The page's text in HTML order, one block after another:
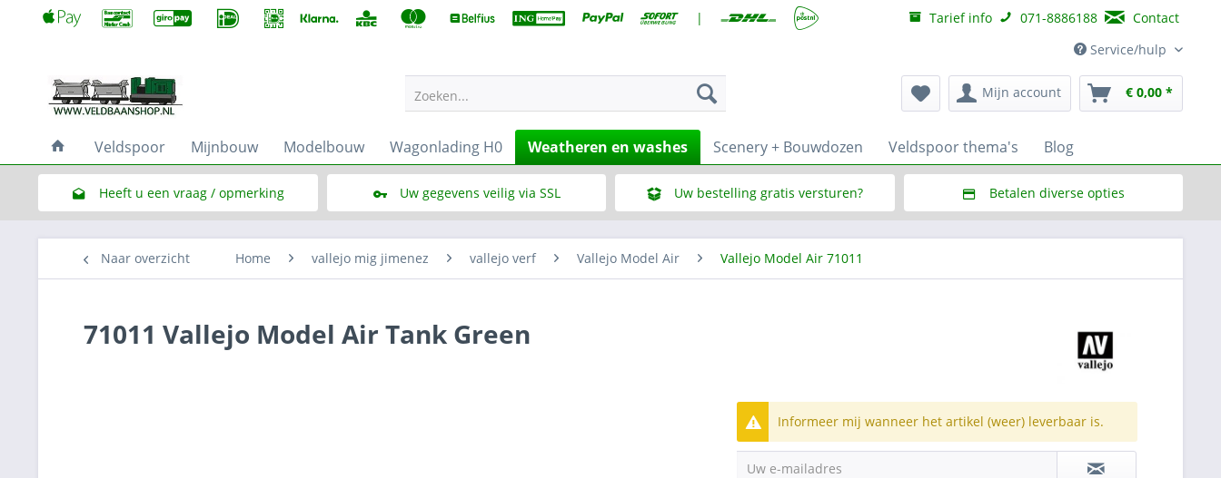
| Tarief info 071-8886188
Contact
Service/hulp
Zoeken... Mijn account € 0,00 *
Veldspoor Mijnbouw Modelbouw Wagonlading H0 Weatheren en washes Scenery + Bouwdozen Veldspoor thema's Blog
Heeft u een vraag / opmerking Uw gegevens veilig via SSL Uw bestelling gratis versturen? Betalen diverse opties
Naar overzicht
Home vallejo mig jimenez vallejo verf Vallejo Model Air Vallejo Model Air 71011
71011 Vallejo Model Air Tank Green
Informeer mij wanneer het artikel (weer) leverbaar is.
Uw e-mailadres